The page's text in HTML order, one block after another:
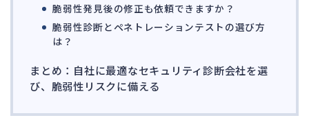
脆弱性発見後の修正も依頼できますか？
脆弱性診断とペネトレーションテストの選び方
は？
まとめ：自社に最適なセキュリティ診断会社を選
び、脆弱性リスクに備える